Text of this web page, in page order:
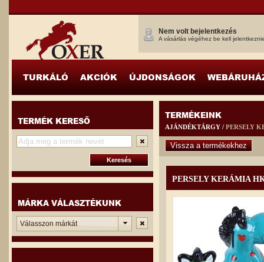
Nem volt bejelentkezés
A vásárlás végéhez be kell
TURKÁLÓ AKCIÓK ÚJDONSÁGOK
TERMÉK KERESŐ
MÁRKA VÁLASZTÉKUNK
Válasszon márkát
TERMÉKEINK
AJÁNDÉKTÁRGY / PERSELY
Vissza a termékekhez
PERSELY KERÁMIA